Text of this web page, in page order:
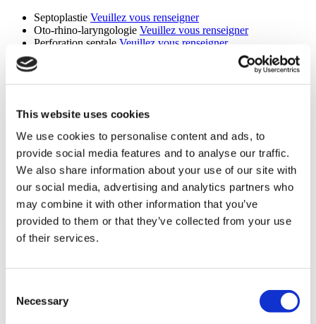
This website uses cookies
We use cookies to personalise content and ads, to
provide social media features and to analyse our traffic.
We also share information about your use of our site with
our social media, advertising and analytics partners who
may combine it with other information that you’ve
provided to them or that they’ve collected from your use
of their services.
Selection
Necessary
Septoplastie Veuillez vous renseigner
Oto-rhino-laryngologie Veuillez vous renseigner
Perforation septale Veuillez vous renseigner
Ablation amygdales & adénoïdes
Veuillez vous renseigner
Chirurgie de féminisation de la voix
Veuillez vous renseigner
Chirurgie générale (6 procedures)
Cure de hernie inguinale Veuillez vous renseigner
Mastectomie Veuillez vous renseigner
Transplantation du foie Veuillez vous renseigner
Transplantation rénale
Veuillez vous renseigner
Greffe De Moelle Osseuse Veuillez vous renseigner
Chirurgie générale Veuillez vous renseigner
Orthopédie (10 procedures)
Prothèse de hanche Veuillez vous renseigner
Veuillez vous renseigner
Arthroscopie de l'épaule